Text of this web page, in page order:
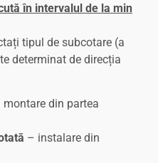
în intervalul de la min
tipul de subcotare (a
determinat de direcția
montare din partea
– instalare din